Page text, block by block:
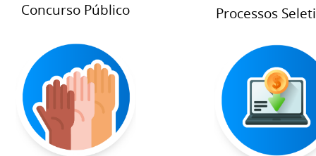
Concurso Público Processos